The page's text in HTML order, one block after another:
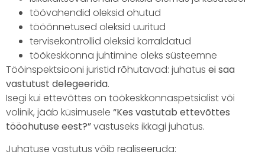
töövahendid oleksid ohutud
tööõnnetused oleksid uuritud
tervisekontrollid oleksid korraldatud
töökeskkonna juhtimine oleks süsteemne
Tööinspektsiooni juristid rõhutavad: juhatus ei saa
vastutust delegeerida.
Isegi kui ettevõttes on töökeskkonnaspetsialist või
volinik, jääb küsimusele “Kes vastutab ettevõttes
tööohutuse eest?”vastuseks ikkagi juhatus.
Juhatuse vastutus võib realiseeruda: